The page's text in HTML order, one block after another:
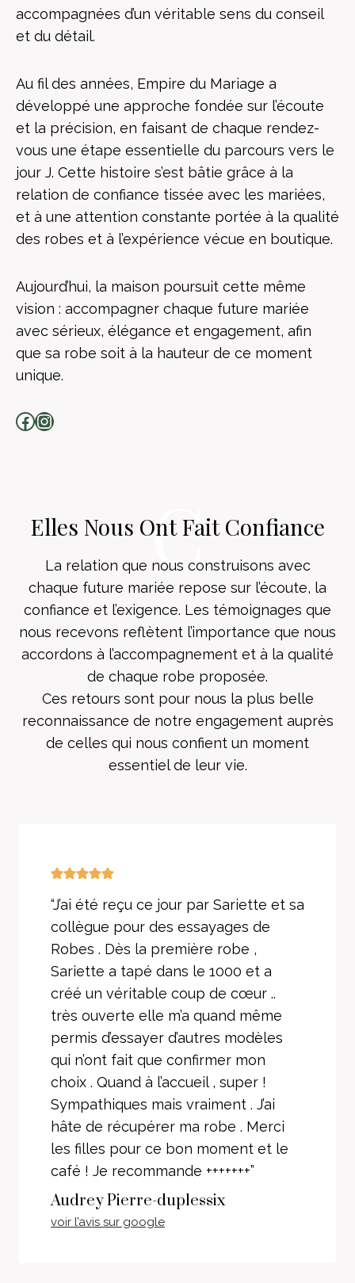
accompagnées d’un véritable sens du conseil
et du détail.
Au fil des années, Empire du Mariage a
développé une approche fondée sur l’écoute
et la précision, en faisant de chaque rendez-
vous une étape essentielle du parcours vers le
jour J. Cette histoire s’est bâtie grâce à la
relation de confiance tissée avec les mariées,
et à une attention constante portée à la qualité
des robes et à l’expérience vécue en boutique.
Aujourd’hui, la maison poursuit cette même
vision : accompagner chaque future mariée
avec sérieux, élégance et engagement, afin
que sa robe soit à la hauteur de ce moment
unique.
Facebook Instagram
C
Elles Nous Ont Fait Confiance
La relation que nous construisons avec
chaque future mariée repose sur l’écoute, la
confiance et l’exigence. Les témoignages que
nous recevons reflètent l’importance que nous
accordons à l’accompagnement et à la qualité
de chaque robe proposée.
Ces retours sont pour nous la plus belle
reconnaissance de notre engagement auprès
de celles qui nous confient un moment
essentiel de leur vie.
“J’ai été reçu ce jour par Sariette et sa
collègue pour des essayages de
Robes . Dès la première robe ,
Sariette a tapé dans le 1000 et a
créé un véritable coup de cœur ..
très ouverte elle m’a quand même
permis d’essayer d’autres modèles
qui n’ont fait que confirmer mon
choix . Quand à l’accueil , super !
Sympathiques mais vraiment . J’ai
hâte de récupérer ma robe . Merci
les filles pour ce bon moment et le
café ! Je recommande +++++++”
Audrey Pierre-duplessix
voir l’avis sur google